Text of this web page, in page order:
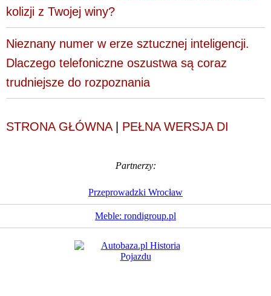
kolizji z Twojej winy?
Nieznany numer w erze sztucznej inteligencji.
Dlaczego telefoniczne oszustwa są coraz
trudniejsze do rozpoznania
STRONA GŁÓWNA| PEŁNA WERSJA DI
Partnerzy:
Przeprowadzki Wrocław
Meble: rondigroup.pl